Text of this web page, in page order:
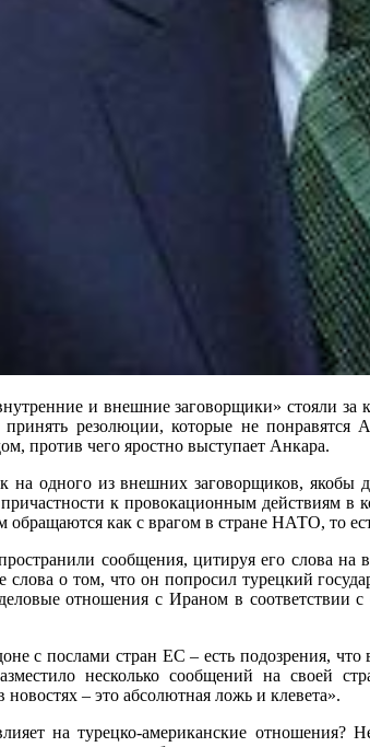
и внешние заговорщики» стояли
принять резолюции, которые не
против чего яростно выступает Анкара.
одного из внешних заговорщиков, якобы
к провокационным действиям в
как с врагом в стране НАТО, то
сообщения, цитируя его слова
о том, что он попросил турецкий
отношения с Ираном в
с послами стран ЕС – есть подозрения,
несколько сообщений на своей
– это абсолютная ложь и клевета».
на турецко-американские отношения?